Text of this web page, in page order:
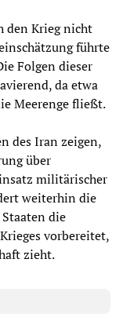
den Krieg nicht
führte
Folgen dieser
da etwa
Meerenge fließt.
des Iran zeigen,
über
militärischer
weiterhin die
die
vorbereitet,
zieht.